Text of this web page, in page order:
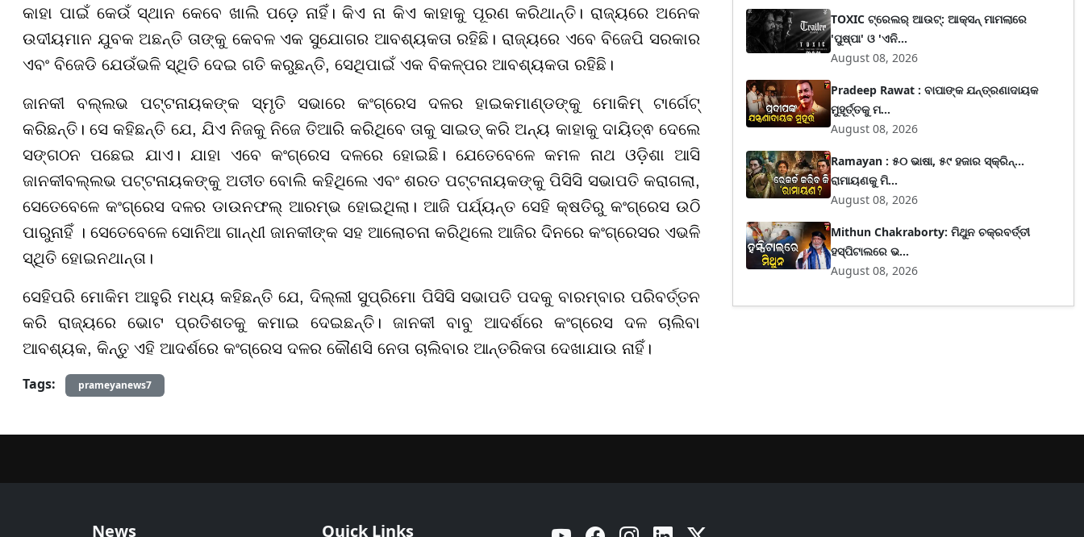
କାହା ପାଇଁ କେଉଁ ସ୍ଥାନ କେବେ ଖାଲି ପଡ଼େ ନାହିଁ। କିଏ ନା କିଏ କାହାକୁ ପୂରଣ କରିଥାନ୍ତି। ରାଜ୍ୟରେ ଅନେକ
ଉଦୀୟମାନ ଯୁବକ ଅଛନ୍ତି ତାଙ୍କୁ କେବଳ ଏକ ସୁଯୋଗର ଆବଶ୍ୟକତା ରହିଛି। ରାଜ୍ୟରେ ଏବେ ବିଜେପି ସରକାର
ଏବଂ ବିଜେଡି ଯେଉଁଭଳି ସ୍ଥିତି ଦେଇ ଗତି କରୁଛନ୍ତି, ସେଥିପାଇଁ ଏକ ବିକଳ୍ପର ଆବଶ୍ୟକତା ରହିଛି।
ଜାନକୀ ବଲ୍ଲଭ ପଟ୍ଟନାୟକଙ୍କ ସ୍ମୃତି ସଭାରେ କଂଗ୍ରେସ ଦଳର ହାଇକମାଣ୍ଡଙ୍କୁ ମୋକିମ୍ ଟାର୍ଗେଟ୍
କରିଛନ୍ତି। ସେ କହିଛନ୍ତି ଯେ, ଯିଏ ନିଜକୁ ନିଜେ ତିଆରି କରିଥିବେ ତାକୁ ସାଇଡ୍ କରି ଅନ୍ୟ କାହାକୁ ଦାୟିତ୍ଵ ଦେଲେ
ସଙ୍ଗଠନ ପଛେଇ ଯାଏ। ଯାହା ଏବେ କଂଗ୍ରେସ ଦଳରେ ହୋଇଛି। ଯେତେବେଳେ କମଳ ନାଥ ଓଡ଼ିଶା ଆସି
ଜାନକୀବଲ୍ଲଭ ପଟ୍ଟନାୟକଙ୍କୁ ଅତୀତ ବୋଲି କହିଥିଲେ ଏବଂ ଶରତ ପଟ୍ଟନାୟକଙ୍କୁ ପିସିସି ସଭାପତି କରାଗଲା,
ସେତେବେଳେ କଂଗ୍ରେସ ଦଳର ଡାଉନଫଲ୍ ଆରମ୍ଭ ହୋଇଥିଲା। ଆଜି ପର୍ଯ୍ୟନ୍ତ ସେହି କ୍ଷତିରୁ କଂଗ୍ରେସ ଉଠି
ପାରୁନାହିଁ । ସେତେବେଳେ ସୋନିଆ ଗାନ୍ଧୀ ଜାନକୀଙ୍କ ସହ ଆଲୋଚନା କରିଥିଲେ ଆଜିର ଦିନରେ କଂଗ୍ରେସର ଏଭଳି
ସ୍ଥିତି ହୋଇନଥାନ୍ତା।
ସେହିପରି ମୋକିମ ଆହୁରି ମଧ୍ୟ କହିଛନ୍ତି ଯେ, ଦିଲ୍ଲୀ ସୁପ୍ରିମୋ ପିସିସି ସଭାପତି ପଦକୁ ବାରମ୍ବାର ପରିବର୍ତ୍ତନ
କରି ରାଜ୍ୟରେ ଭୋଟ ପ୍ରତିଶତକୁ କମାଇ ଦେଇଛନ୍ତି। ଜାନକୀ ବାବୁ ଆଦର୍ଶରେ କଂଗ୍ରେସ ଦଳ ଚାଲିବା
ଆବଶ୍ୟକ, କିନ୍ତୁ ଏହି ଆଦର୍ଶରେ କଂଗ୍ରେସ ଦଳର କୌଣସି ନେତା ଚାଲିବାର ଆନ୍ତରିକତା ଦେଖାଯାଉ ନାହିଁ।
Tags:
prameyanews7
TOXIC ଟ୍ରେଲର୍ ଆଉଟ୍: ଆକ୍ସନ୍ ମାମଲାରେ
'ପୁଷ୍ପା' ଓ 'ଏନି...
August 08, 2026
Pradeep Rawat : ବାପାଙ୍କ ଯନ୍ତ୍ରଣାଦାୟକ
ମୁହୂର୍ତ୍ତକୁ ମ...
August 08, 2026
Ramayan : ୫୦ ଭାଷା, ୫୯ ହଜାର ସ୍କ୍ରିନ୍...
ରାମାୟଣକୁ ମି...
August 08, 2026
Mithun Chakraborty: ମିଥୁନ ଚକ୍ରବର୍ତ୍ତୀ
ହସ୍ପିଟାଲରେ ଭ...
August 08, 2026
News Quick Links YouTube Facebook Instagram